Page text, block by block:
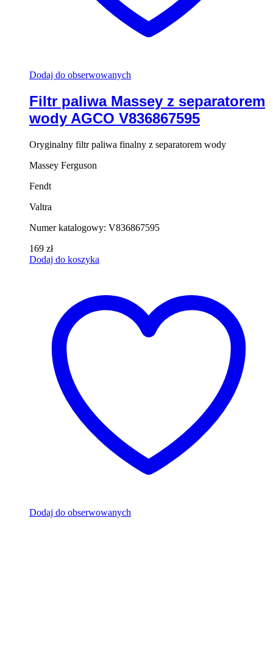
Dodaj do obserwowanych
Filtr paliwa Massey z separatorem
wody AGCO V836867595
Oryginalny filtr paliwa finalny z separatorem wody
Massey Ferguson
Fendt
Valtra
Numer katalogowy: V836867595
169 zł
Dodaj do koszyka
Dodaj do obserwowanych